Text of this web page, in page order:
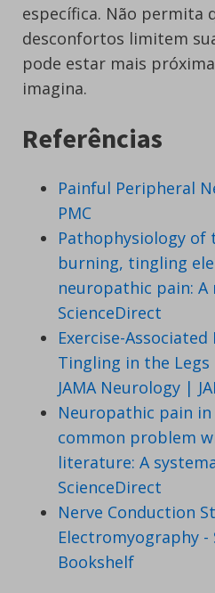
específica. Não permita
desconfortos limitem
pode estar mais
imagina.
Referências
Painful Peripheral
PMC
Pathophysiology of
burning, tingling
neuropathic pain: A
ScienceDirect
Exercise-
Tingling in the
JAMA Neurology |
Neuropathic pain
common problem
literature: A
ScienceDirect
Nerve Conduction
Electromyography -
Bookshelf